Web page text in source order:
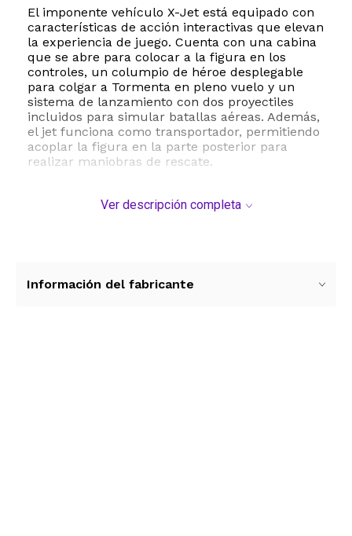
El imponente vehículo X-Jet está equipado con
características de acción interactivas que elevan
la experiencia de juego. Cuenta con una cabina
que se abre para colocar a la figura en los
controles, un columpio de héroe desplegable
para colgar a Tormenta en pleno vuelo y un
sistema de lanzamiento con dos proyectiles
incluidos para simular batallas aéreas. Además,
el jet funciona como transportador, permitiendo
acoplar la figura en la parte posterior para
realizar maniobras de rescate.
este set es seguro y duradero para horas de
empaque son de 6.6 x 33 x 25.4 centímetros y
Ver descripción completa
Información del fabricante